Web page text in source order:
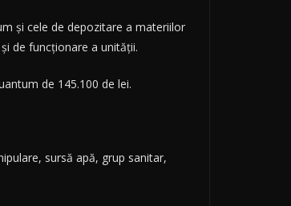
și cele de depozitare a materiilor
de funcționare a unității.
de 145.100 de lei.
sursă apă, grup sanitar,